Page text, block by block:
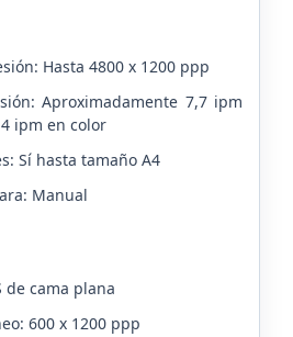
Hasta 4800 x 1200 ppp
Aproximadamente 7,7 ipm
ipm en color
Sí hasta tamaño A4
Manual
de cama plana
600 x 1200 ppp